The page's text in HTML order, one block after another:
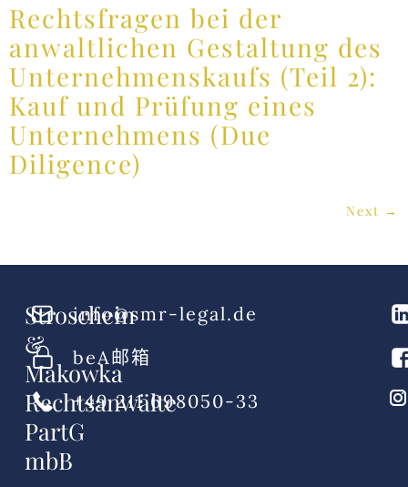
Rechtsfragen bei der
anwaltlichen Gestaltung des
Unternehmenskaufs (Teil 2):
Kauf und Prüfung eines
Unternehmens (Due
Diligence)
Next →
Stroschein
&
Makowka
Rechtsanwälte
PartG
mbB
info@smr-legal.de
beA邮箱
+49 211 698050-33